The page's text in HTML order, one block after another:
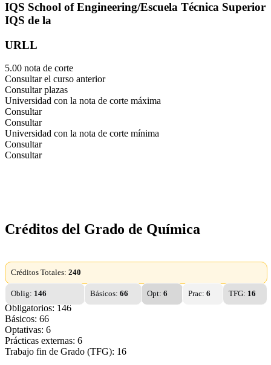
IQS School of Engineering/Escuela Técnica Superior
IQS de la
URLL
5.00 nota de corte
Consultar el curso anterior
Consultar plazas
Universidad con la nota de corte máxima
Consultar
Consultar
Universidad con la nota de corte mínima
Consultar
Consultar
Créditos del Grado de Química
Créditos Totales: 240
Oblig: 146 Básicos: 66 Opt: 6 Prac: 6 TFG: 16
Obligatorios: 146
Básicos: 66
Optativas: 6
Prácticas externas: 6
Trabajo fin de Grado (TFG): 16